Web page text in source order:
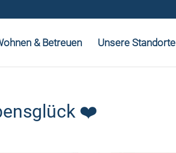
& Betreuen Unsere Standorte
❤️